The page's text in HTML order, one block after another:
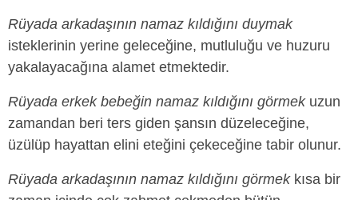
Rüyada arkadaşının namaz kıldığını duymak
isteklerinin yerine geleceğine, mutluluğu ve huzuru
yakalayacağına alamet etmektedir.
Rüyada erkek bebeğin namaz kıldığını görmekuzun
zamandan beri ters giden şansın düzeleceğine,
üzülüp hayattan elini eteğini çekeceğine tabir olunur.
Rüyada arkadaşının namaz kıldığını görmekkısa bir